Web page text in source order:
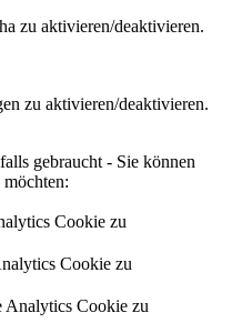
zu aktivieren/deaktivieren.
zu aktivieren/deaktivieren.
gebraucht - Sie können
Cookie zu
Cookie zu
Cookie zu